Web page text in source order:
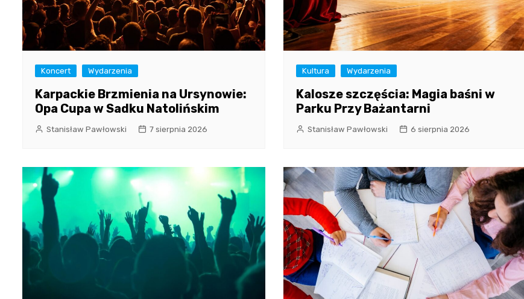
Koncert Wydarzenia
Karpackie Brzmienia na Ursynowie:
Opa Cupa w Sadku Natolińskim
Stanisław Pawłowski 7 sierpnia 2026
Kultura Wydarzenia
Kalosze szczęścia: Magia baśni w
Parku Przy Bażantarni
Stanisław Pawłowski 6 sierpnia 2026